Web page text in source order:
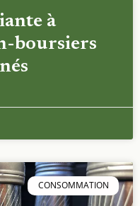
à
boursiers
CONSOMMATION